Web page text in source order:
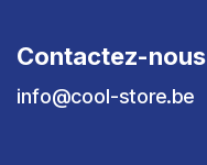
Contactez-nous
info@cool-store.be